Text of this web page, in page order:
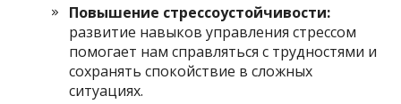
Повышение стрессоустойчивости:
развитие навыков управления стрессом
помогает нам справляться с трудностями и
сохранять спокойствие в сложных
ситуациях.